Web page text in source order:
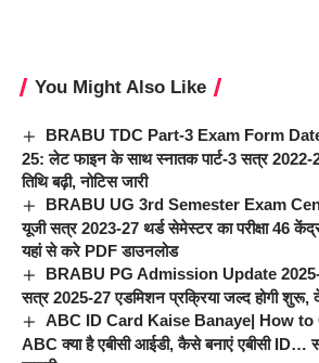
You Might Also Like
BRABU TDC Part-3 Exam Form
25: लेट फाइन के साथ स्नातक पार्ट-3 सत्र 2022-25
तिथि बढ़ी, नोटिस जारी
BRABU UG 3rd Semester Exam
यूजी सत्र 2023-27 थर्ड सेमेस्टर का परीक्षा 46
यहां से करे PDF डाउनलोड
BRABU PG Admission Update 2025-
सत्र 2025-27 एडमिशन प्रक्रिया जल्द होगी
ABC ID Card Kaise Banaye| How to
ABC क्या है एबीसी आईडी, कैसे बनाएं एबीसी ID…